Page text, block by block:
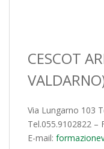
CESCOT
Via Lungarno 103
Tel.055.9102822 –
E-mail: